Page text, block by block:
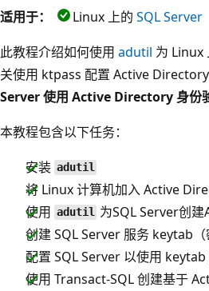
适用于： Linux 上的 SQL Server
此教程介绍如何使用 adutil 为 Linux
关使用 ktpass 配置 Active
Server 使用 Active Directory 身份
本教程包含以下任务：
安装 adutil
将 Linux 计算机加入 Active
使用 adutil 为SQL Server创
创建 SQL Server 服务 keytab
配置 SQL Server 以使用 keytab
使用 Transact-SQL 创建基于